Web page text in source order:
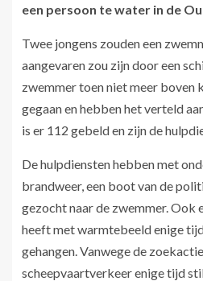
een persoon te water in de
Twee jongens zouden een
aangevaren zou zijn door een
zwemmer toen niet meer boven
gegaan en hebben het verteld
is er 112 gebeld en zijn de
De hulpdiensten hebben met
brandweer, een boot van de
gezocht naar de zwemmer.
heeft met warmtebeeld enige
gehangen. Vanwege de
scheepvaartverkeer enige tijd